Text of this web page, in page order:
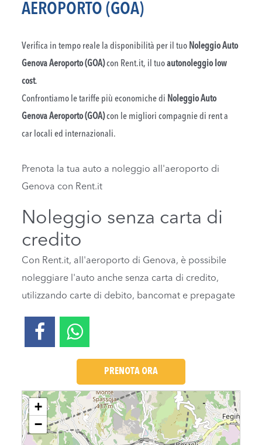
AEROPORTO (GOA)
Verifica in tempo reale la disponibilità per il tuo Noleggio Auto
Genova Aeroporto (GOA)con Rent.it, il tuoautonoleggio low
cost.
Confrontiamo le tariffe più economiche di Noleggio Auto
Genova Aeroporto (GOA)con le migliori compagnie di rent a
car locali ed internazionali.
Prenota la tua auto a noleggio all'aeroporto di
Genova con Rent.it
Noleggio senza carta di
credito
Con Rent.it, all'aeroporto di Genova, è possibile
noleggiare l'auto anche senza carta di credito,
utilizzando carte di debito, bancomat e prepagate
PRENOTA ORA
Loading....
+
−